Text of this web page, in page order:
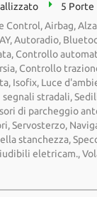
5 Porte
Control, Airbag,
Autoradio,
Controllo
Controllo
Isofix, Luce
stradali,
di parcheggio
Servosterzo,
stanchezza,
eletricam.,